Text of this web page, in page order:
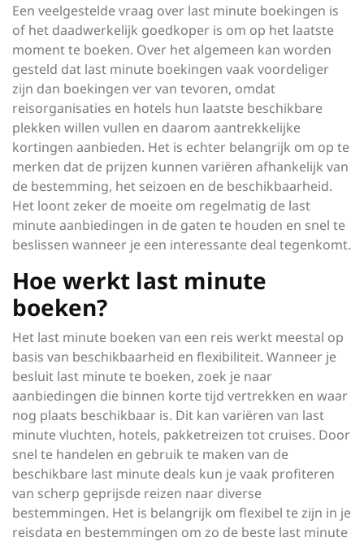
Een veelgestelde vraag over last minute boekingen is
of het daadwerkelijk goedkoper is om op het laatste
moment te boeken. Over het algemeen kan worden
gesteld dat last minute boekingen vaak voordeliger
zijn dan boekingen ver van tevoren, omdat
reisorganisaties en hotels hun laatste beschikbare
plekken willen vullen en daarom aantrekkelijke
kortingen aanbieden. Het is echter belangrijk om op te
merken dat de prijzen kunnen variëren afhankelijk van
de bestemming, het seizoen en de beschikbaarheid.
Het loont zeker de moeite om regelmatig de last
minute aanbiedingen in de gaten te houden en snel te
beslissen wanneer je een interessante deal tegenkomt.
Hoe werkt last minute
boeken?
Het last minute boeken van een reis werkt meestal op
basis van beschikbaarheid en flexibiliteit. Wanneer je
besluit last minute te boeken, zoek je naar
aanbiedingen die binnen korte tijd vertrekken en waar
nog plaats beschikbaar is. Dit kan variëren van last
minute vluchten, hotels, pakketreizen tot cruises. Door
snel te handelen en gebruik te maken van de
beschikbare last minute deals kun je vaak profiteren
van scherp geprijsde reizen naar diverse
bestemmingen. Het is belangrijk om flexibel te zijn in je
reisdata en bestemmingen om zo de beste last minute